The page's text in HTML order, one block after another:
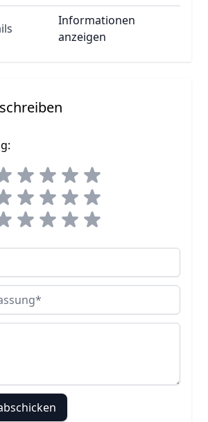
Informationen
anzeigen